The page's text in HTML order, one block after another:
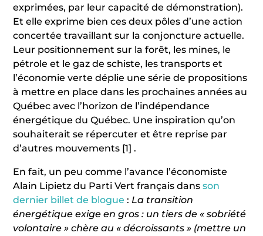
exprimées, par leur capacité de démonstration).
Et elle exprime bien ces deux pôles d’une action
concertée travaillant sur la conjoncture actuelle.
Leur positionnement sur la forêt, les mines, le
pétrole et le gaz de schiste, les transports et
l’économie verte déplie une série de propositions
à mettre en place dans les prochaines années au
Québec avec l’horizon de l’indépendance
énergétique du Québec. Une inspiration qu’on
souhaiterait se répercuter et être reprise par
d’autres mouvements [1] .
En fait, un peu comme l’avance l’économiste
Alain Lipietz du Parti Vert français dansson
dernier billet de blogue : La transition
énergétique exige en gros : un tiers de « sobriété
volontaire » chère au « décroissants » (mettre un